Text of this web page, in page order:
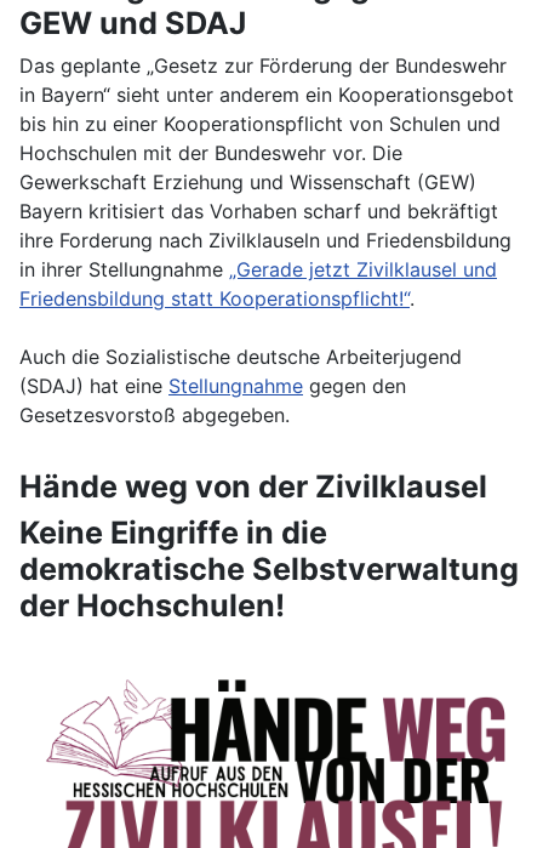
GEW und SDAJ
Das geplante „Gesetz zur Förderung der Bundeswehr
in Bayern“ sieht unter anderem ein Kooperationsgebot
bis hin zu einer Kooperationspflicht von Schulen und
Hochschulen mit der Bundeswehr vor. Die
Gewerkschaft Erziehung und Wissenschaft (GEW)
Bayern kritisiert das Vorhaben scharf und bekräftigt
ihre Forderung nach Zivilklauseln und Friedensbildung
in ihrer Stellungnahme „Gerade jetzt Zivilklausel und
Friedensbildung statt Kooperationspflicht!“.
Auch die Sozialistische deutsche Arbeiterjugend
(SDAJ) hat eine Stellungnahme gegen den
Gesetzesvorstoß abgegeben.
Hände weg von der Zivilklausel
Keine Eingriffe in die
demokratische Selbstverwaltung
der Hochschulen!